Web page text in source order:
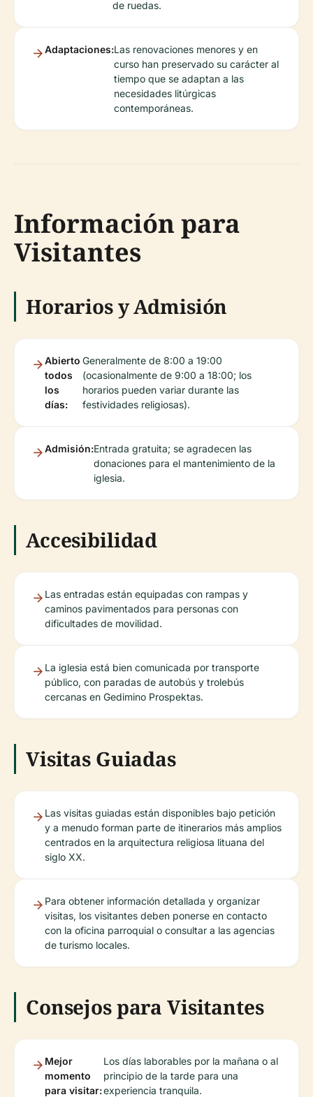
de ruedas.
Adaptaciones:Las renovaciones menores y en
curso han preservado su carácter al
tiempo que se adaptan a las
necesidades litúrgicas
contemporáneas.
Información para
Visitantes
Horarios y Admisión
Abierto
todos
los
días:
Generalmente de 8:00 a 19:00
(ocasionalmente de 9:00 a 18:00; los
horarios pueden variar durante las
festividades religiosas).
Admisión:Entrada gratuita; se agradecen las
donaciones para el mantenimiento de la
iglesia.
Accesibilidad
Las entradas están equipadas con rampas y
caminos pavimentados para personas con
dificultades de movilidad.
La iglesia está bien comunicada por transporte
público, con paradas de autobús y trolebús
cercanas en Gedimino Prospektas.
Visitas Guiadas
Las visitas guiadas están disponibles bajo petición
y a menudo forman parte de itinerarios más amplios
centrados en la arquitectura religiosa lituana del
siglo XX.
Para obtener información detallada y organizar
visitas, los visitantes deben ponerse en contacto
con la oficina parroquial o consultar a las agencias
de turismo locales.
Consejos para Visitantes
Mejor
momento
para visitar:
Los días laborables por la mañana o al
principio de la tarde para una
experiencia tranquila.